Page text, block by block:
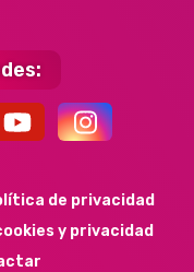
35k 352
de privacidad
y privacidad